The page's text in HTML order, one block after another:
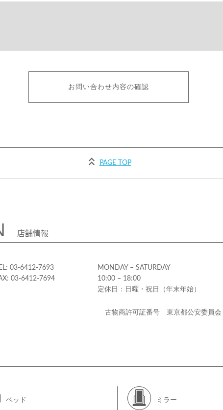
PAGE TOP
店舗情報
03-6412-7693
03-6412-7694
MONDAY – SATURDAY
10:00 – 18:00
定休日：日曜・祝日（年末年始）
古物商許可証番号 東京都公安委員会
ベッド ミラー